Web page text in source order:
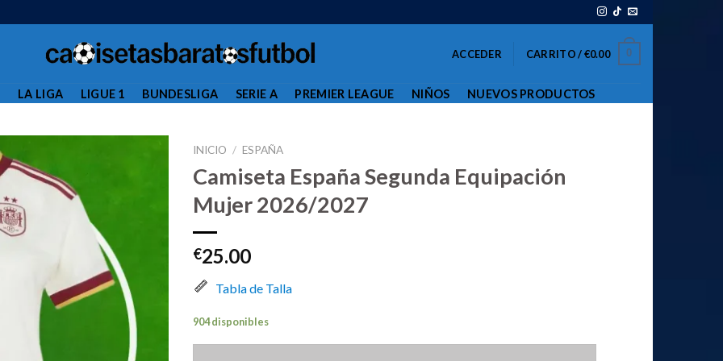
ACCEDER CARRITO /€0.00 0
LA LIGA LIGUE 1 BUNDESLIGA SERIE A PREMIER LEAGUE NIÑOS NUEVOS PRODUCTOS
INICIO / ESPAÑA
Camiseta España Segunda Equipación
Mujer 2026/2027
€25.00
Tabla de Talla
904 disponibles